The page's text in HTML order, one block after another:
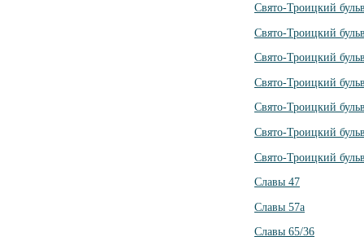
Свято-Троицкий
Свято-Троицкий
Свято-Троицкий
Свято-Троицкий
Свято-Троицкий
Свято-Троицкий
Свято-Троицкий
Славы 47
Славы 57а
Славы 65/36